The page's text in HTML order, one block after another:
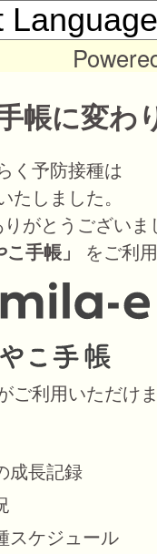
帳に変わ
く予防接種は
たしました。
がとうございま
手帳」 をご利
ご利用いただけ
成長記録
スケジュール